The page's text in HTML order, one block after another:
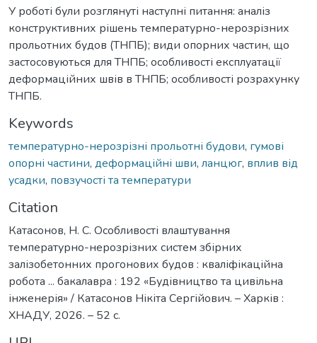
У роботі були розглянуті наступні питання: аналіз
конструктивних рішень температурно-нерозрізних
прольотних будов (ТНПБ); види опорних частин, що
застосовуються для ТНПБ; особливості експлуатації
деформаційних швів в ТНПБ; особливості розрахунку
ТНПБ.
Keywords
температурно-нерозрізні прольотні будови, гумові
опорні частини, деформаційні шви, ланцюг, вплив від
усадки, повзучості та температури
Citation
Катасонов, Н. С. Особливості влаштування
температурно-нерозрізних систем збірних
залізобетонних прогонових будов : кваліфікаційна
робота ... бакалавра : 192 «Будівництво та цивільна
інженерія» / Катасонов Нікіта Сергійович. – Харків :
ХНАДУ, 2026. – 52 с.